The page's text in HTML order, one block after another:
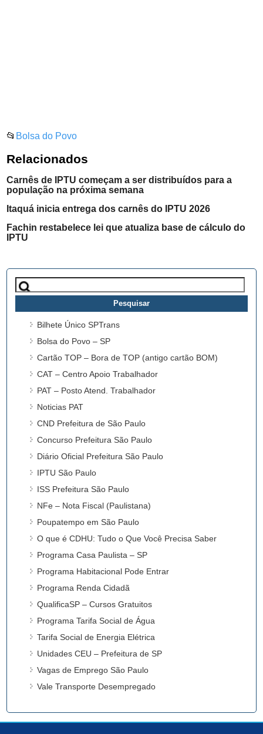
📂 Bolsa do Povo
Relacionados
Carnês de IPTU começam a ser distribuídos para a
população na próxima semana
Itaquá inicia entrega dos carnês do IPTU 2026
Fachin restabelece lei que atualiza base de cálculo do
IPTU
Pesquisar
por:
Bilhete Único SPTrans
Bolsa do Povo – SP
Cartão TOP – Bora de TOP (antigo cartão BOM)
CAT – Centro Apoio Trabalhador
PAT – Posto Atend. Trabalhador
Noticias PAT
CND Prefeitura de São Paulo
Concurso Prefeitura São Paulo
Diário Oficial Prefeitura São Paulo
IPTU São Paulo
ISS Prefeitura São Paulo
NFe – Nota Fiscal (Paulistana)
Poupatempo em São Paulo
O que é CDHU: Tudo o Que Você Precisa Saber
Programa Casa Paulista – SP
Programa Habitacional Pode Entrar
Programa Renda Cidadã
QualificaSP – Cursos Gratuitos
Programa Tarifa Social de Água
Tarifa Social de Energia Elétrica
Unidades CEU – Prefeitura de SP
Vagas de Emprego São Paulo
Vale Transporte Desempregado